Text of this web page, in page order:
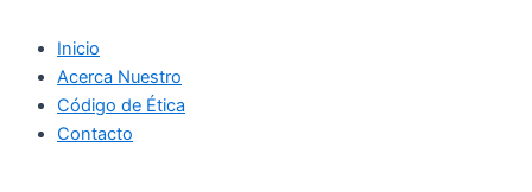
Inicio
Acerca Nuestro
Código de Ética
Contacto